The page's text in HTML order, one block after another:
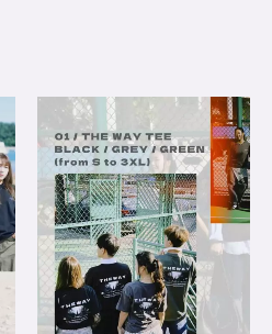
This
product
has
multiple
variants.
The
options
may